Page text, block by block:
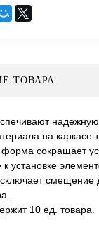
ТОВАРА
на каркасе
форма сокращает
установке
смещение
10 ед. товара.